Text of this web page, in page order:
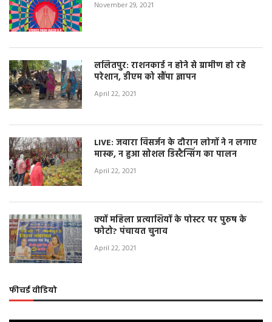
November 29, 2021
ललितपुर: राशनकार्ड न होने से ग्रामीण हो रहे
परेशान, डीएम को सौंपा ज्ञापन
April 22, 2021
LIVE: जवारा विसर्जन के दौरान लोगों ने न लगाए
मास्क, न हुआ सोशल डिस्टैन्सिंग का पालन
April 22, 2021
क्यों महिला प्रत्याशियों के पोस्टर पर पुरुष के
फोटो? पंचायत चुनाव
April 22, 2021
फीचर्ड वीडियो